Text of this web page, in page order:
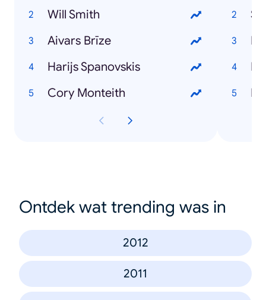
Will Smith
Aivars Brīze
Harijs Spanovskis
Cory Monteith
Ontdek wat trending was in
2012
2011